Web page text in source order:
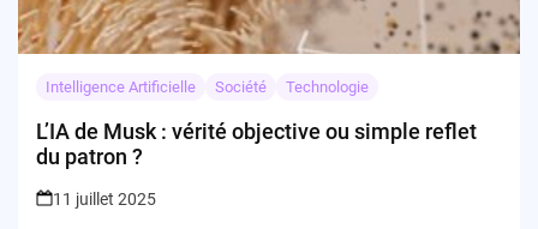
Intelligence Artificielle Société Technologie
L’IA de Musk : vérité objective ou simple reflet
du patron ?
11 juillet 2025